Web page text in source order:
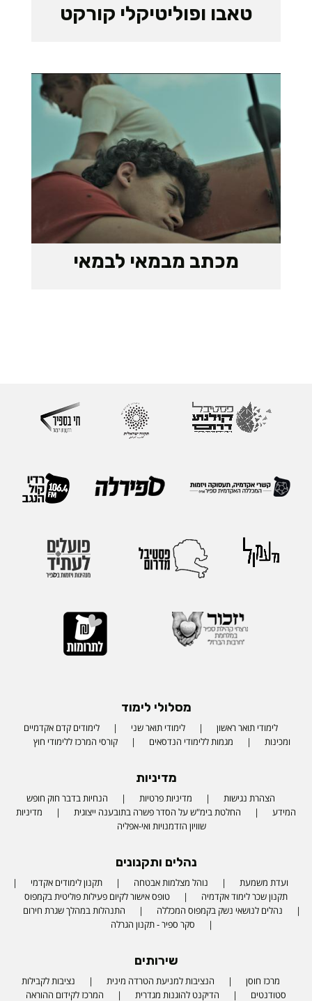
טאבו ופוליטיקלי קורקט
מכתב מבמאי לבמאי
מסלולי לימוד
לימודי תואר ראשון לימודי תואר שני
לימודים קדם אקדמיים
ומכינות
מגמות ללימודי הנדסאים קורסי המרכז ללימודי חוץ
מדיניות
הצהרת נגישות מדיניות פרטיות
הנחיות בדבר חוק חופש
המידע
החלטת בימ"ש על הסדר פשרה בתובענה ייצוגית
מדיניות
שוויון הזדמנויות ואי-אפליה
נהלים ותקנונים
ועדת משמעת נוהל מצלמות אבטחה
תקנון לימודים אקדמי
תקנון שכר לימוד אקדמיה
טופס אישור לקיום פעילות פוליטית בקמפוס
נהלים לנושאי נשק בקמפוס המכללה
התנהלות במהלך שגרת חירום
סקר ספיר - תקנון הגרלה
שירותים
מרכז חוסן הנציבות למניעת הטרדה מינית
נציבות לקבילות
סטודנטים
הדיקנט להוגנות מגדרית המרכז לקידום ההוראה